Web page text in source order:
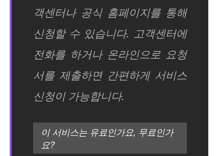
객센터나 공식 홈페이지를 통해
신청할 수 있습니다. 고객센터에
전화를 하거나 온라인으로 요청
서를 제출하면 간편하게 서비스
신청이 가능합니다.
이 서비스는 유료인가요, 무료인가
요?